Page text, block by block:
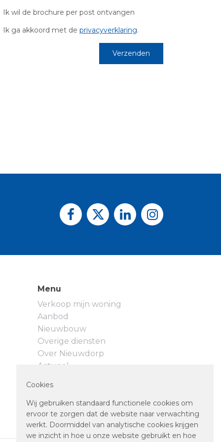
Ik wil de brochure per post ontvangen
Ik ga akkoord met de privacyverklaring.
Verzenden
Menu
Verkoop mijn woning
Aanbod
Nieuwbouw
Overige diensten
Over Nieuwdorp
Actueel
Privacyverklaring
Cookievoorkeuren
Cookies
Wij gebruiken standaard functionele cookies om
ervoor te zorgen dat de website naar verwachting
werkt. Doormiddel van analytische cookies krijgen
we inzicht in hoe u onze website gebruikt en hoe